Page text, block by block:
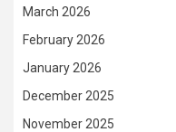
March 2026
February 2026
January 2026
December 2025
November 2025